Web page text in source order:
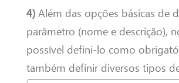
4) Além das opções básicas de
parâmetro (nome e descrição),
possível defini-lo como
também definir diversos tipos